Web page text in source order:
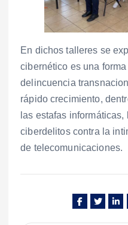
En dichos talleres se
cibernético es una
delincuencia
rápido crecimiento,
las estafas
ciberdelitos contra la
de telecomunicaciones.